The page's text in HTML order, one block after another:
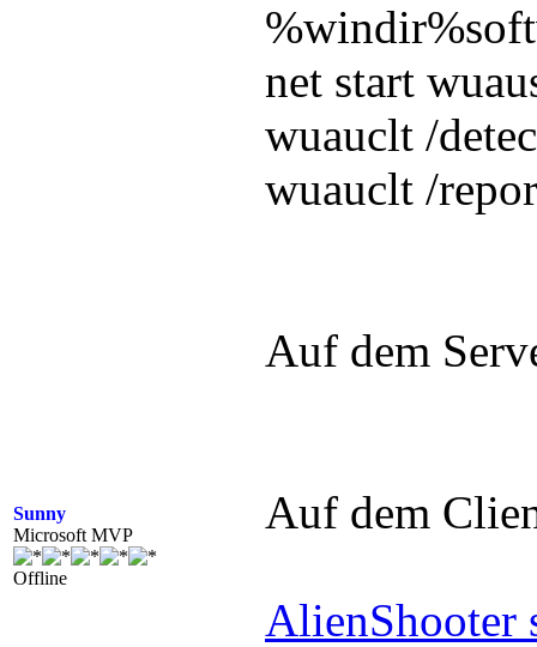
Sunny
Microsoft MVP
Offline
net start
wuauclt /
wuauclt /
Auf dem
Auf dem
AlienShooter